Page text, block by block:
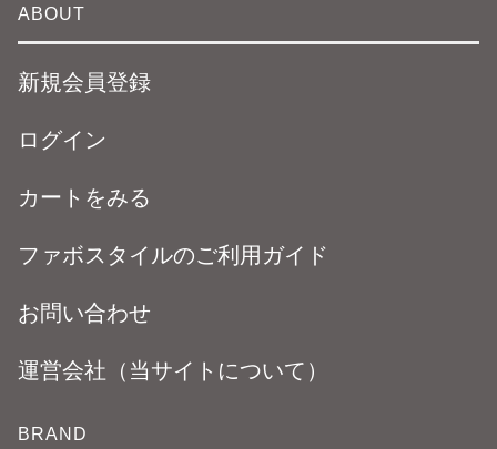
ABOUT
新規会員登録
ログイン
カートをみる
ファボスタイルのご利用ガイド
お問い合わせ
運営会社（当サイトについて）
BRAND